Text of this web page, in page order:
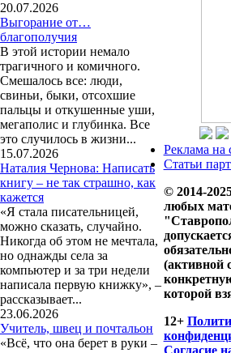
20.07.2026
Выгорание от…
благополучия
В этой истории немало
трагичного и комичного.
Смешалось все: люди,
свиньи, быки, отсохшие
пальцы и откушенные уши,
мегаполис и глубинка. Все
это случилось в жизни...
15.07.2026
Наталия Чернова: Написать
книгу – не так страшно, как
кажется
«Я стала писательницей,
можно сказать, случайно.
Никогда об этом не мечтала,
но однажды села за
компьютер и за три недели
написала первую книжку», –
рассказывает...
23.06.2026
Учитель, швец и почтальон
«Всё, что она берет в руки –
Реклама на
Статьи
© 2014-
любых
(активной
которой
12+